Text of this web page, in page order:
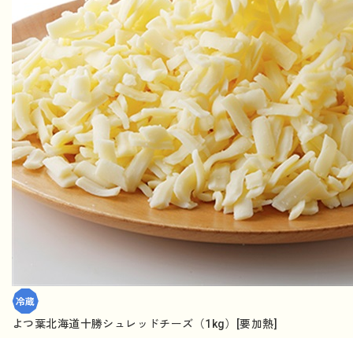
よつ葉北海道十勝シュレッドチーズ（1kg）[要加熱]